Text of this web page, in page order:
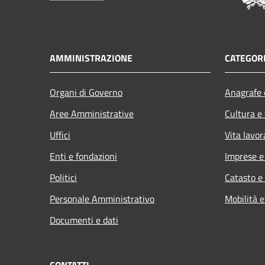
AMMINISTRAZIONE
Organi di Governo
Aree Amministrative
Uffici
Enti e fondazioni
Politici
Personale Amministrativo
Documenti e dati
Cultura
Vita
Imprese
Catasto
Mobilità